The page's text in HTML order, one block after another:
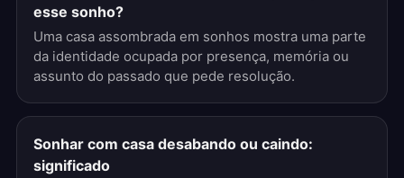
esse sonho?
Uma casa assombrada em sonhos mostra uma parte
da identidade ocupada por presença, memória ou
assunto do passado que pede resolução.
Sonhar com casa desabando ou caindo:
significado